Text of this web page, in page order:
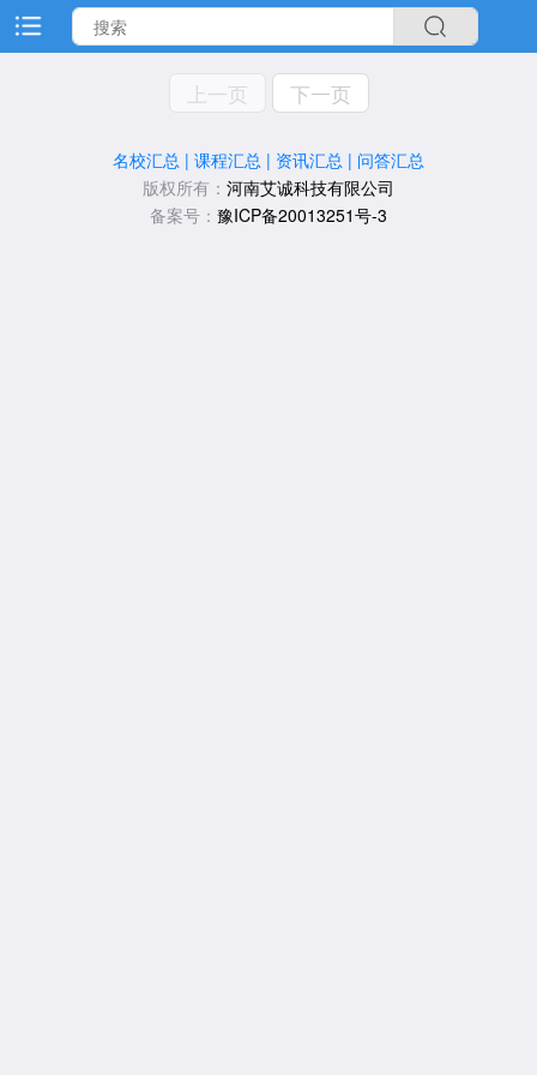
上一页 下一页
名校汇总 | 课程汇总 | 资讯汇总 | 问答汇总
版权所有： 河南艾诚科技有限公司
备案号： 豫ICP备20013251号-3